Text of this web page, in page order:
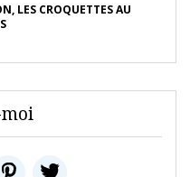
LES CROQUETTES AU